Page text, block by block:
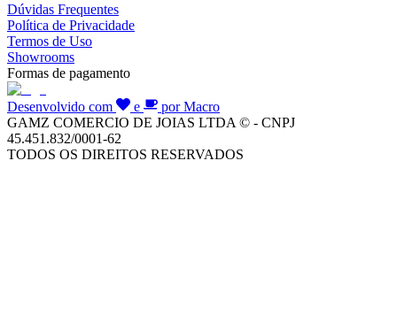
Dúvidas Frequentes
Política de Privacidade
Termos de Uso
Showrooms
Formas de pagamento
Desenvolvido com e
por Macro
GAMZ COMERCIO DE JOIAS LTDA © - CNPJ
45.451.832/0001-62
TODOS OS DIREITOS RESERVADOS